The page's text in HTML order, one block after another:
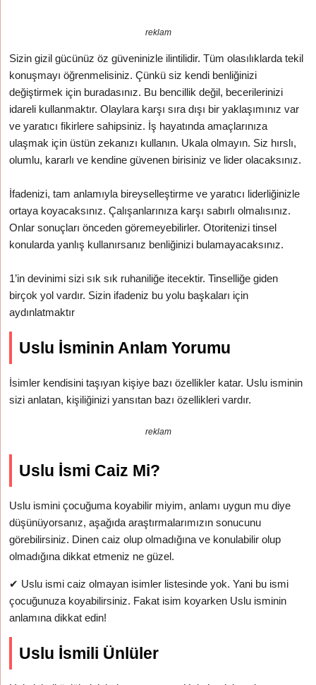
reklam
Sizin gizil gücünüz öz güveninizle ilintilidir. Tüm olasılıklarda tekil
konuşmayı öğrenmelisiniz. Çünkü siz kendi benliğinizi
değiştirmek için buradasınız. Bu bencillik değil, becerilerinizi
idareli kullanmaktır. Olaylara karşı sıra dışı bir yaklaşımınız var
ve yaratıcı fikirlere sahipsiniz. İş hayatında amaçlarınıza
ulaşmak için üstün zekanızı kullanın. Ukala olmayın. Siz hırslı,
olumlu, kararlı ve kendine güvenen birisiniz ve lider olacaksınız.
İfadenizi, tam anlamıyla bireyselleştirme ve yaratıcı liderliğinizle
ortaya koyacaksınız. Çalışanlarınıza karşı sabırlı olmalısınız.
Onlar sonuçları önceden göremeyebilirler. Otoritenizi tinsel
konularda yanlış kullanırsanız benliğinizi bulamayacaksınız.
1’in devinimi sizi sık sık ruhaniliğe itecektir. Tinselliğe giden
birçok yol vardır. Sizin ifadeniz bu yolu başkaları için
aydınlatmaktır
Uslu İsminin Anlam Yorumu
İsimler kendisini taşıyan kişiye bazı özellikler katar. Uslu isminin
sizi anlatan, kişiliğinizi yansıtan bazı özellikleri vardır.
reklam
Uslu İsmi Caiz Mi?
Uslu ismini çocuğuma koyabilir miyim, anlamı uygun mu diye
düşünüyorsanız, aşağıda araştırmalarımızın sonucunu
görebilirsiniz. Dinen caiz olup olmadığına ve konulabilir olup
olmadığına dikkat etmeniz ne güzel.
✔ Uslu ismi caiz olmayan isimler listesinde yok. Yani bu ismi
çocuğunuza koyabilirsiniz. Fakat isim koyarken Uslu isminin
anlamına dikkat edin!
Uslu İsmili Ünlüler